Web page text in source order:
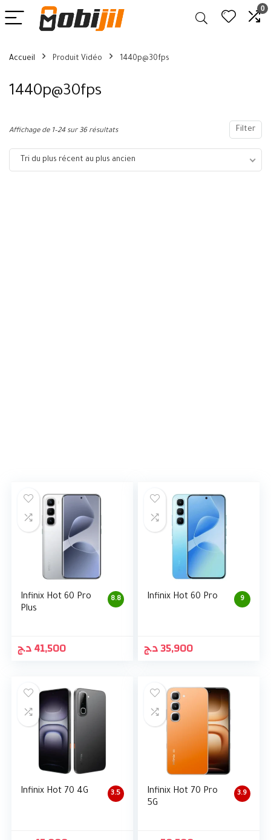
0
Accueil Produit Vidéo 1440p@30fps
1440p@30fps
Filter
Affichage de 1–24 sur 36 résultats
Tri du plus récent au plus ancien
8.8
Infinix Hot 60 Pro
Plus
41,500د.ج
9
Infinix Hot 60 Pro
35,900د.ج
3.5
Infinix Hot 70 4G 3.9
Infinix Hot 70 Pro
5G